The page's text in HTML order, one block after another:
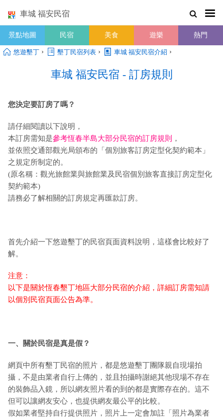
車城 福安民宿
景點地圖 民宿 美食 遊樂 熱門
悠遊墾丁 › 墾丁民宿列表 › 車城 福安民宿介紹 ›
車城 福安民宿 - 訂房規則
您決定要訂房了嗎？
請仔細閱讀以下說明，
本訂房需知是參考恆春半島大部分民宿的訂房規則
，
並依照交通部觀光局頒布的「個別旅客訂房定型化契約範本」
之規定所制定的。
(原名稱：觀光旅館業與旅館業及民宿個別旅客直接訂房定型化
契約範本)
請務必了解相關的訂房規定再匯款訂房。
首先介紹一下悠遊墾丁的民宿頁面資料說明，這樣會比較好了
解。
注意：
以下是關於恆春墾丁地區大部分民宿的介紹，詳細訂房需知請
以個別民宿頁面公告為準。
一、關於民宿是真是假？
網頁中所有墾丁民宿的照片，都是悠遊墾丁團隊親自現場拍
攝，不是由業者自行上傳的，並且拍攝時謝絕其他現場不存在
的裝飾品入鏡，所以網友照片看的到的都是實際存在的。這不
但可以讓網友安心，也提供網友最公平的比較。
假如業者堅持自行提供照片，照片上一定會加註「照片為業者